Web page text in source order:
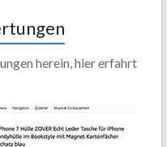
herein, hier erfahrt